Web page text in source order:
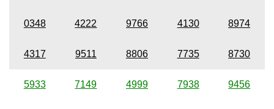
0348 4222 9766 4130 8974
4317 9511 8806 7735 8730
5933 7149 4999 7938 9456